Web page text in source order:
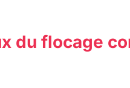
du flocage